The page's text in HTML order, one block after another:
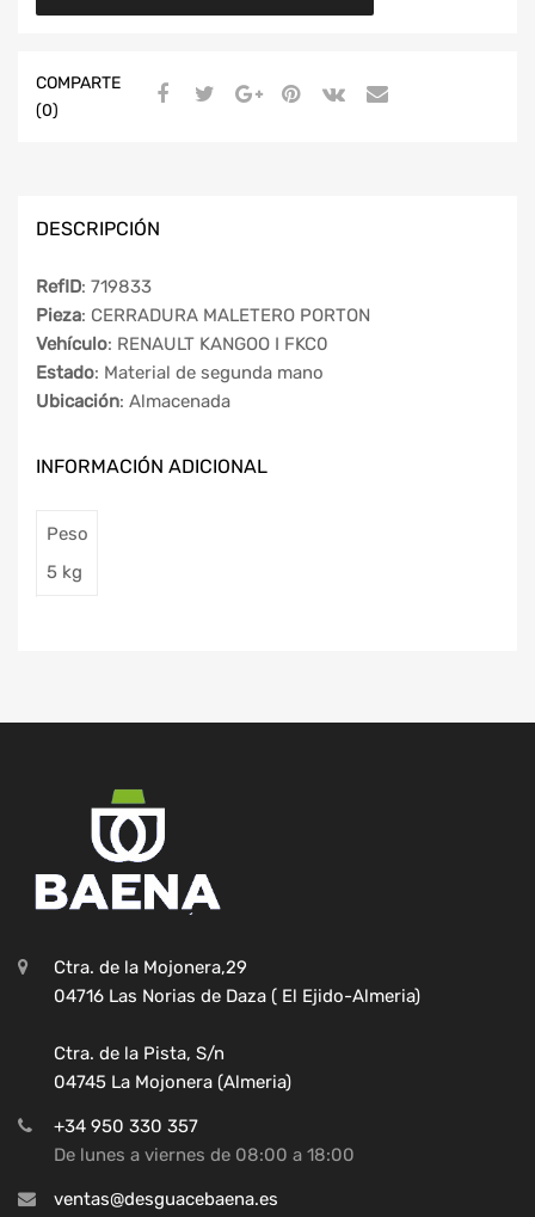
COMPARTE
(0)
DESCRIPCIÓN
RefID: 719833
Pieza: CERRADURA MALETERO PORTON
Vehículo: RENAULT KANGOO I FKC0
Estado: Material de segunda mano
Ubicación: Almacenada
INFORMACIÓN ADICIONAL
Peso
5 kg
Ctra. de la Mojonera,29
04716 Las Norias de Daza ( El Ejido-Almeria)
Ctra. de la Pista, S/n
04745 La Mojonera (Almeria)
+34 950 330 357
De lunes a viernes de 08:00 a 18:00
ventas@desguacebaena.es